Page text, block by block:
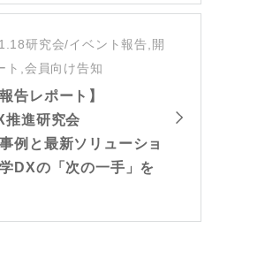
研究会/イベント報告,開
ト,会員向け告知
告レポート】
推進研究会
例と最新ソリューショ
DXの「次の一手」を